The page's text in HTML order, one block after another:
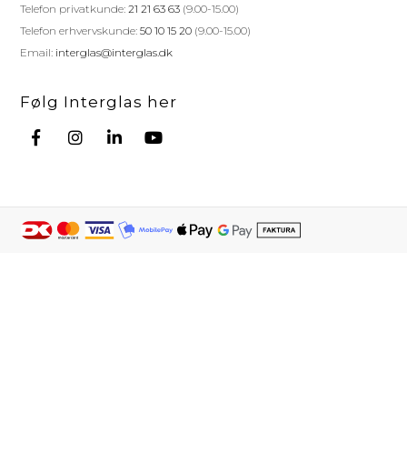
Telefon privatkunde:21 21 63 63 (9.00-15.00)
Telefon erhvervskunde:50 10 15 20 (9.00-15.00)
Email: interglas@interglas.dk
Følg Interglas her